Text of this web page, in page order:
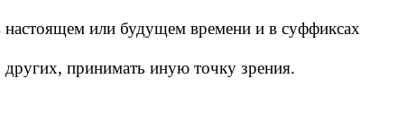
настоящем или будущем времени и в суффиксах
принимать иную точку зрения.